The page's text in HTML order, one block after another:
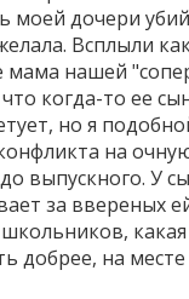
моей дочери
Всплыли
нашей
когда-то ее
но я
на
выпускного. У
за ввереных
добрее, на